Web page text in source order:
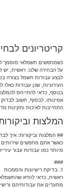
קריטריונים
כשמחפשים חשמלאי מוסמך
על הבחירה שלנו. ראשית,
לבצע עבודות חשמל בצורה
העירוניות, שכן עבודות כאלו
בנוסף, כדאי להתייחס
אמינותו. לבסוף, חשוב
התחייבות לאיכות ותקינות
המלצות
## המלצות וביקורות: איך
כאשר אתם מחפשים שירותים
מיוחד כמו עבודות עבור
###
1. בדיקת רישיונות והסמכות
ראשית, כדאי לוודא
מתעדים את עבודותיהם